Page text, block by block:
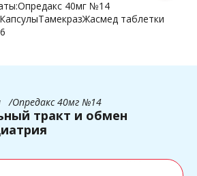
Опредакс 40мг №14
ТамекразЖасмед таблетки
тракт и обмен
Опредакс 40мг №14